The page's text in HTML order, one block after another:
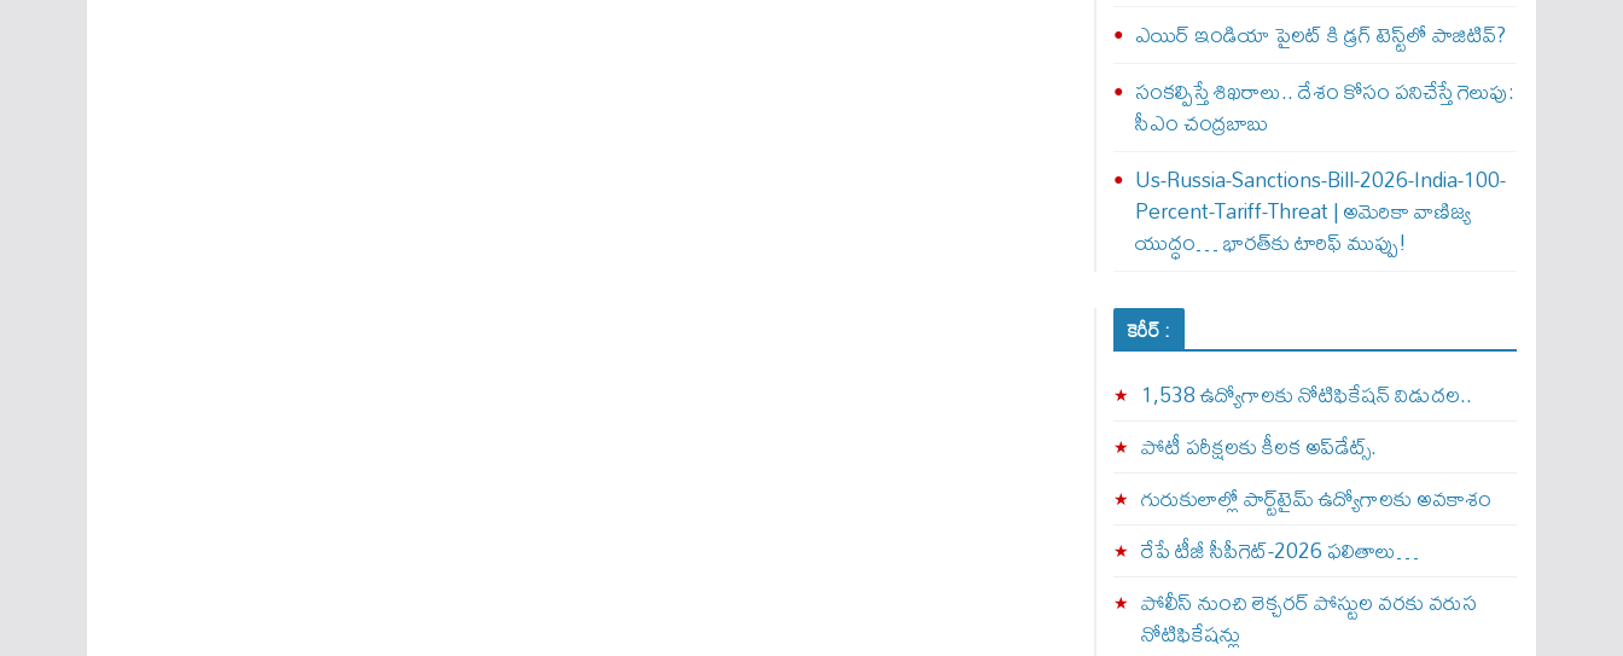
ఎయిర్‌ ఇండియా పైలట్‌ కి డ్రగ్‌ టెస్ట్‌లో పాజిటివ్‌?
సంకల్పిస్తే శిఖరాలు.. దేశం కోసం పనిచేస్తే గెలుపు:
సీఎం చంద్రబాబు
Us-Russia-Sanctions-Bill-2026-India-100-
Percent-Tariff-Threat | అమెరికా వాణిజ్య
యుద్ధం… భారత్‌కు టారిఫ్ ముప్పు!
కెరీర్ :
1,538 ఉద్యోగాలకు నోటిఫికేషన్ విడుదల..
పోటీ పరీక్షలకు కీలక అప్‌డేట్స్.
గురుకులాల్లో పార్ట్‌టైమ్ ఉద్యోగాలకు అవకాశం
రేపే టీజీ సీపీగెట్‌-2026 ఫలితాలు…
పోలీస్ నుంచి లెక్చరర్ పోస్టుల వరకు వరుస
నోటిఫికేషన్లు